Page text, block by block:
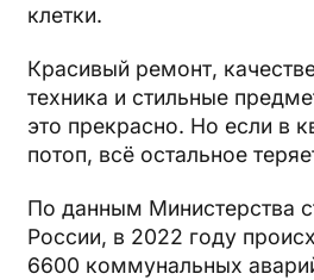
клетки.
Красивый ремонт,
техника и стильные
это прекрасно. Но если в
потоп, всё остальное
По данным Министерства
России, в 2022 году
6600 коммунальных